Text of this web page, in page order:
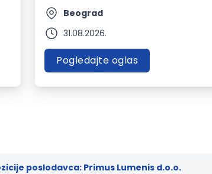
Beograd
31.08.2026.
Pogledajte oglas
poslodavca: Primus Lumenis d.o.o.